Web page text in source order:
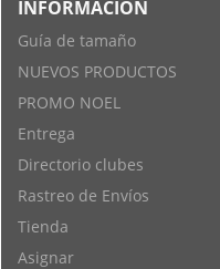
INFORMACION
Guía de tamaño
NUEVOS PRODUCTOS
PROMO NOEL
Entrega
Directorio clubes
Rastreo de Envíos
Tienda
Asignar